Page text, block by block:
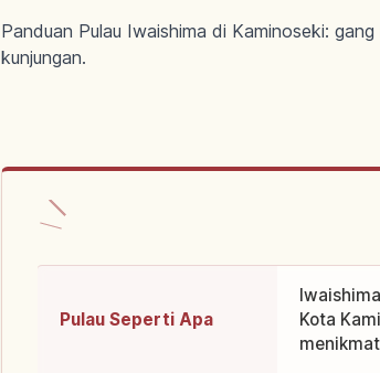
Panduan Pulau Iwaishima di Kaminoseki:
kunjungan.
Pulau Seperti Apa
Kota